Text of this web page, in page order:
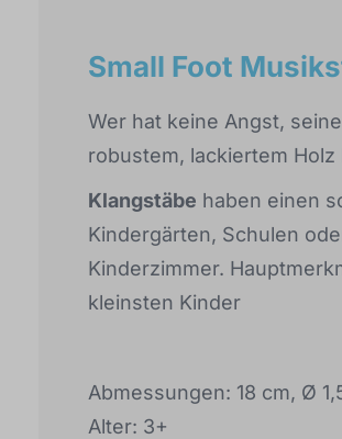
Small Foot
Wer hat keine Angst,
robustem, lackiertem
Klangstäbe haben einen
Kindergärten, Schulen
Kinderzimmer.
kleinsten Kinder
Abmessungen: 18 cm, Ø
Alter: 3+